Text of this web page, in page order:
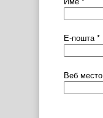
Е-пошта*
Веб место